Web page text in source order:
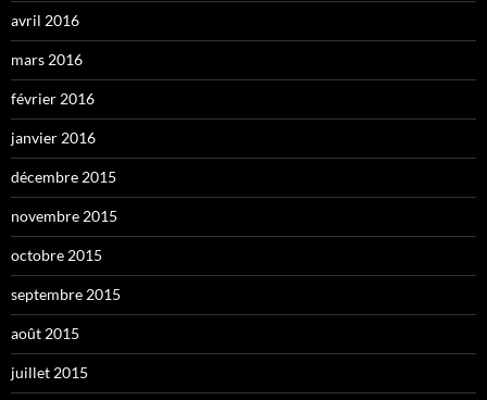
avril 2016
mars 2016
février 2016
janvier 2016
décembre 2015
novembre 2015
octobre 2015
septembre 2015
août 2015
juillet 2015